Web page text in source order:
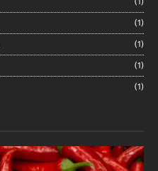
(1)
(1)
(1)
(1)